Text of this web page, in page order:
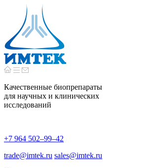
Качественные биопрепараты
для научных и клинических
исследований
+7 964 502–99–42
trade@imtek.ru sales@imtek.ru